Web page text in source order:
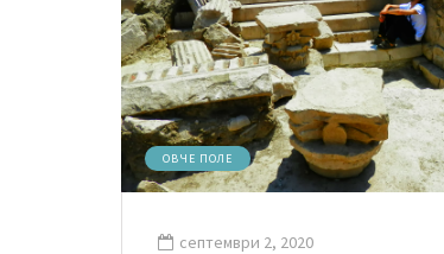
ОВЧЕ ПОЛЕ
септември 2, 2020